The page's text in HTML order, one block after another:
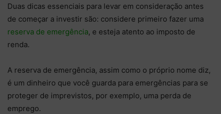
Duas dicas essenciais para levar em consideração antes
de começar a investir são: considere primeiro fazer uma
reserva de emergência, e esteja atento ao imposto de
renda.
A reserva de emergência, assim como o próprio nome diz,
é um dinheiro que você guarda para emergências para se
proteger de imprevistos, por exemplo, uma perda de
emprego.